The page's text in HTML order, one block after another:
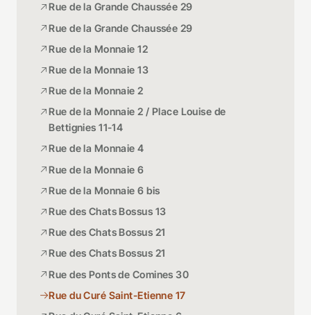
Rue de la Grande Chaussée 29
Rue de la Grande Chaussée 29
Rue de la Monnaie 12
Rue de la Monnaie 13
Rue de la Monnaie 2
Rue de la Monnaie 2 / Place Louise de
Bettignies 11-14
Rue de la Monnaie 4
Rue de la Monnaie 6
Rue de la Monnaie 6 bis
Rue des Chats Bossus 13
Rue des Chats Bossus 21
Rue des Chats Bossus 21
Rue des Ponts de Comines 30
Rue du Curé Saint-Etienne 17